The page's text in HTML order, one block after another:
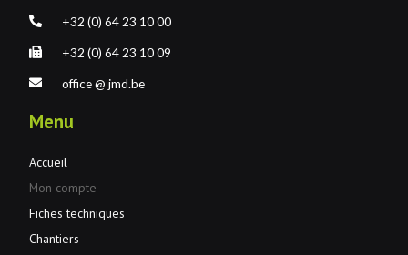
+32 (0) 64 23 10 00
+32 (0) 64 23 10 09
office @ jmd.be
Menu
Accueil
Mon compte
Fiches techniques
Chantiers